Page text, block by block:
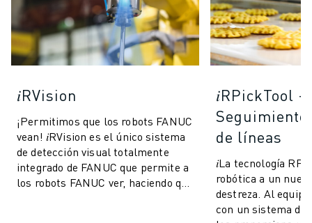
𝑖RVision
¡Permitimos que los robots FANUC
vean! 𝑖RVision es el único sistema
de detección visual totalmente
integrado de FANUC que permite a
los robots FANUC ver, haciendo que
𝑖RPickTool -
Seguimiento
de líneas
𝑖La tecnología
robótica a un
destreza. Al
con un sistema de